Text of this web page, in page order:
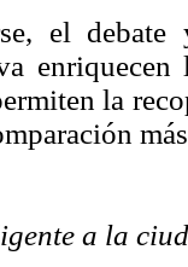
el
la
a la